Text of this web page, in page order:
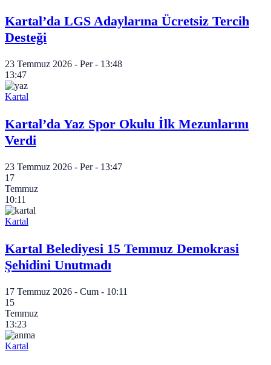
Kartal’da LGS Adaylarına Ücretsiz Tercih
Desteği
23 Temmuz 2026 - Per - 13:48
13:47
Kartal
Kartal’da Yaz Spor Okulu İlk Mezunlarını
Verdi
23 Temmuz 2026 - Per - 13:47
17
Temmuz
10:11
Kartal
Kartal Belediyesi 15 Temmuz Demokrasi
Şehidini Unutmadı
17 Temmuz 2026 - Cum - 10:11
15
Temmuz
13:23
Kartal